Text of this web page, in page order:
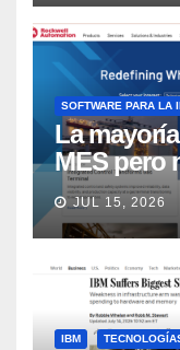
SOFTWARE PARA LA
La
MES pero
JUL 15, 2026
IBM